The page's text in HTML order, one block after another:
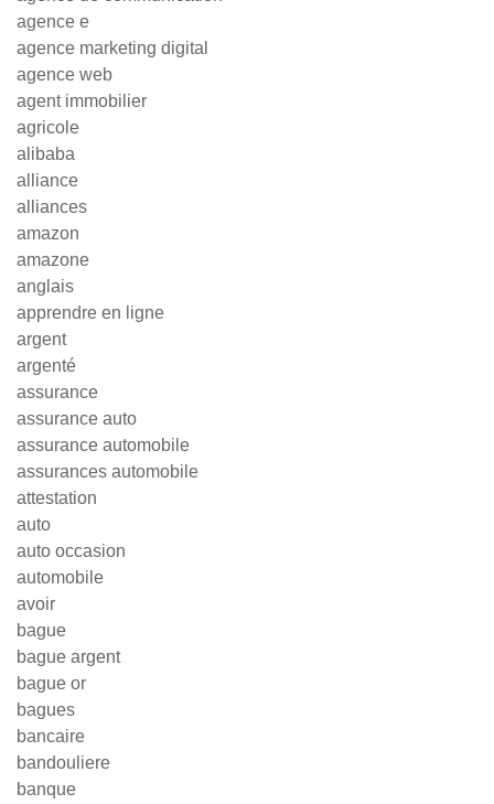
agence e
agence marketing digital
agence web
agent immobilier
agricole
alibaba
alliance
alliances
amazon
amazone
anglais
apprendre en ligne
argent
argenté
assurance
assurance auto
assurance automobile
assurances automobile
attestation
auto
auto occasion
automobile
avoir
bague
bague argent
bague or
bagues
bancaire
bandouliere
banque